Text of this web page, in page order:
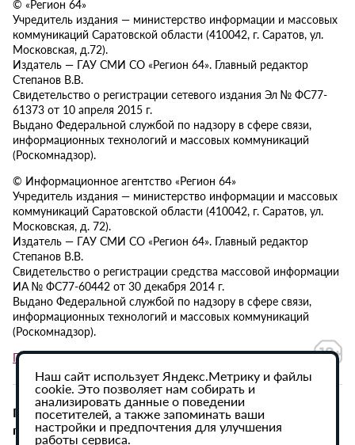
© «Регион 64»
Учредитель издания — министерство информации и массовых
коммуникаций Саратовской области (410042, г. Саратов, ул.
Московская, д.72).
Издатель — ГАУ СМИ СО «Регион 64». Главный редактор
Степанов В.В.
Свидетельство о регистрации сетевого издания Эл № ФС77-
61373 от 10 апреля 2015 г.
Выдано Федеральной службой по надзору в сфере связи,
информационных технологий и массовых коммуникаций
(Роскомнадзор).
© Информационное агентство «Регион 64»
Учредитель издания — министерство информации и массовых
коммуникаций Саратовской области (410042, г. Саратов, ул.
Московская, д. 72).
Издатель — ГАУ СМИ СО «Регион 64». Главный редактор
Степанов В.В.
Свидетельство о регистрации средства массовой информации
ИА № ФС77-60442 от 30 декабря 2014 г.
Выдано Федеральной службой по надзору в сфере связи,
информационных технологий и массовых коммуникаций
(Роскомнадзор).
Политика в отношении обработки персональных данных
При использовании материалов сайта активная
гиперссылка на ИА «Регион 64» обязательна.
Наш сайт использует Яндекс.Метрику и файлы
cookie. Это позволяет нам собирать и
анализировать данные о поведении
посетителей, а также запоминать ваши
настройки и предпочтения для улучшения
работы сервиса.